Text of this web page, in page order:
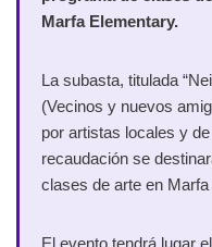
Marfa Elementary.
La subasta, titulada
(Vecinos y nuevos
por artistas locales y
recaudación se
clases de arte en
El evento tendrá lugar